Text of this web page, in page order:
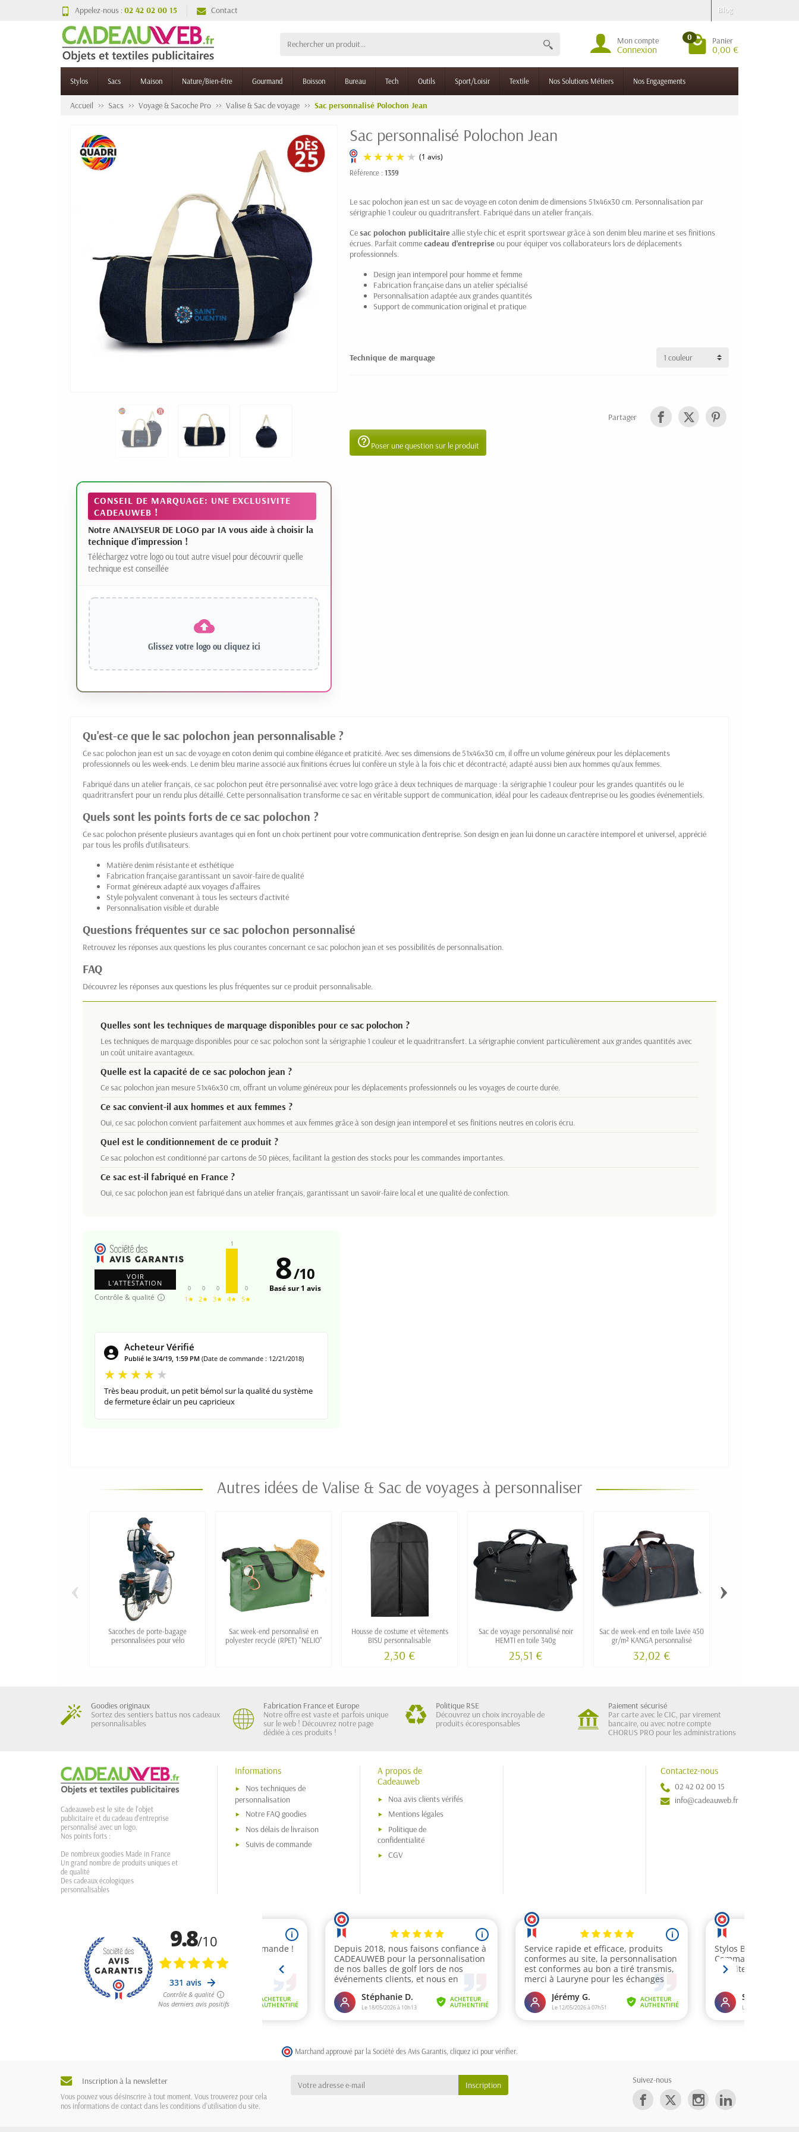
Appelez-nous :02 42 02 00 15 Contact Blog
Mon compte
Connexion
0 Panier
0,00 €
Stylos Sacs Maison Nature/Bien-être Gourmand Boisson Bureau Tech Outils Sport/Loisir Textile Nos Solutions Métiers Nos Engagements
Accueil Sacs Voyage & Sacoche Pro Valise & Sac de voyage Sac personnalisé Polochon Jean
CONSEIL DE MARQUAGE: UNE EXCLUSIVITE
CADEAUWEB !
Notre ANALYSEUR DE LOGO par IA vous aide à choisir la
technique d'impression !
Téléchargez votre logo ou tout autre visuel pour découvrir quelle
technique est conseillée
Glissez votre logo ou cliquez ici
Sac personnalisé Polochon Jean
Référence : 1359
Le sac polochon jean est un sac de voyage en coton denim de dimensions 51x46x30 cm. Personnalisation par
sérigraphie 1 couleur ou quadritransfert. Fabriqué dans un atelier français.
Cesac polochon publicitaireallie style chic et esprit sportswear grâce à son denim bleu marine et ses finitions
écrues. Parfait commecadeau d'entrepriseou pour équiper vos collaborateurs lors de déplacements
professionnels.
Design jean intemporel pour homme et femme
Fabrication française dans un atelier spécialisé
Personnalisation adaptée aux grandes quantités
Support de communication original et pratique
Technique de marquage
Partager
help_outlinePoser une question sur le produit
Qu'est-ce que le sac polochon jean personnalisable ?
Ce sac polochon jean est un sac de voyage en coton denim qui combine élégance et praticité. Avec ses dimensions de 51x46x30 cm, il offre un volume généreux pour les déplacements
professionnels ou les week-ends. Le denim bleu marine associé aux finitions écrues lui confère un style à la fois chic et décontracté, adapté aussi bien aux hommes qu'aux femmes.
Fabriqué dans un atelier français, ce sac polochon peut être personnalisé avec votre logo grâce à deux techniques de marquage : la sérigraphie 1 couleur pour les grandes quantités ou le
quadritransfert pour un rendu plus détaillé. Cette personnalisation transforme ce sac en véritable support de communication, idéal pour les cadeaux d'entreprise ou les goodies événementiels.
Quels sont les points forts de ce sac polochon ?
Ce sac polochon présente plusieurs avantages qui en font un choix pertinent pour votre communication d'entreprise. Son design en jean lui donne un caractère intemporel et universel, apprécié
par tous les profils d'utilisateurs.
Matière denim résistante et esthétique
Fabrication française garantissant un savoir-faire de qualité
Format généreux adapté aux voyages d'affaires
Style polyvalent convenant à tous les secteurs d'activité
Personnalisation visible et durable
Questions fréquentes sur ce sac polochon personnalisé
Retrouvez les réponses aux questions les plus courantes concernant ce sac polochon jean et ses possibilités de personnalisation.
FAQ
Découvrez les réponses aux questions les plus fréquentes sur ce produit personnalisable.
Quelles sont les techniques de marquage disponibles pour ce sac polochon ?
Les techniques de marquage disponibles pour ce sac polochon sont la sérigraphie 1 couleur et le quadritransfert. La sérigraphie convient particulièrement aux grandes quantités avec
un coût unitaire avantageux.
Quelle est la capacité de ce sac polochon jean ?
Ce sac polochon jean mesure 51x46x30 cm, offrant un volume généreux pour les déplacements professionnels ou les voyages de courte durée.
Ce sac convient-il aux hommes et aux femmes ?
Oui, ce sac polochon convient parfaitement aux hommes et aux femmes grâce à son design jean intemporel et ses finitions neutres en coloris écru.
Quel est le conditionnement de ce produit ?
Ce sac polochon est conditionné par cartons de 50 pièces, facilitant la gestion des stocks pour les commandes importantes.
Ce sac est-il fabriqué en France ?
Oui, ce sac polochon jean est fabriqué dans un atelier français, garantissant un savoir-faire local et une qualité de confection.
VOIR
L'ATTESTATION
Contrôle & qualité
0
1★
0
2★
0
3★
1
4★
0
5★
8/10
Basé sur 1 avis
Acheteur Vérifié
Publié le 3/4/19, 1:59 PM (Date de commande : 12/21/2018)
Très beau produit, un petit bémol sur la qualité du système
de fermeture éclair un peu capricieux
Autres idées de Valise & Sac de voyages à personnaliser
Sacoches de porte-bagage
personnalisées pour vélo
Sac week-end personnalisé en
polyester recyclé (RPET) "NELIO"
Housse de costume et vêtements
BISU personnalisable
2,30 €
Sac de voyage personnalisé noir
HEMTI en toile 340g
25,51 €
Sac de week-end en toile lavée 450
gr/m² KANGA personnalisé
32,02 €
‹ ›
Goodies originaux
Sortez des sentiers battus nos cadeaux
personnalisables
Fabrication France et Europe
Notre offre est vaste et parfois unique
sur le web ! Découvrez notre page
dédiée à ces produits !
Politique RSE
Découvrez un choix incroyable de
produits écoresponsables
Paiement sécurisé
Par carte avec le CIC, par virement
bancaire, ou avec notre compte
CHORUS PRO pour les administrations
Cadeauweb est le site de l'objet
publicitaire et du cadeau d'entreprise
personnalisé avec un logo.
Nos points forts :
De nombreux goodies Made in France
Un grand nombre de produits uniques et
de qualité
Des cadeaux écologiques
personnalisables
Informations
Nos techniques de
personnalisation
Notre FAQ goodies
Nos délais de livraison
Suivis de commande
A propos de
Cadeauweb
Noa avis clients vérifés
Mentions légales
Politique de
confidentialité
CGV
Contactez-nous
02 42 02 00 15
info@cadeauweb.fr
Marchand approuvé par la Société des Avis Garantis, cliquez ici pour vérifier
Inscription à la newsletter
Vous pouvez vous désinscrire à tout moment. Vous trouverez pour cela
nos informations de contact dans les conditions d'utilisation du site.
Suivez-nous